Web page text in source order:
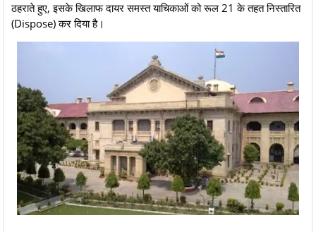
ठहराते हुए, इसके खिलाफ दायर समस्त याचिकाओं को रूल 21 के तहत निस्तारित
(Dispose) कर दिया है।